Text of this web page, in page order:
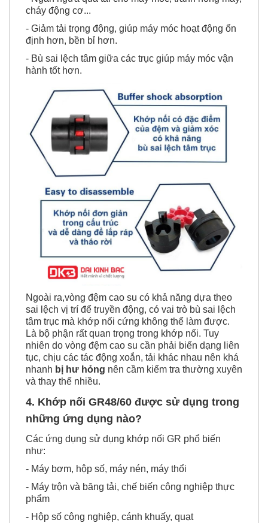
cháy động cơ...
- Giảm tải trọng động, giúp máy móc hoạt động ổn
định hơn, bền bỉ hơn.
- Bù sai lệch tâm giữa các trục giúp máy móc vận
hành tốt hơn.
Ngoài ra,vòng đệm cao su có khả năng dựa theo
sai lệch vị trí để truyền động, có vai trò bù sai lệch
tâm trục mà khớp nối cứng không thể làm được.
Là bộ phận rất quan trọng trong khớp nối. Tuy
nhiên do vòng đệm cao su cần phải biến dạng liên
tục, chịu các tác động xoắn, tải khác nhau nên khá
nhanh bị hư hỏng nên cầm kiểm tra thường xuyên
và thay thế nhiều.
4. Khớp nối GR48/60 được sử dụng trong
những ứng dụng nào?
Các ứng dụng sử dụng khớp nối GR phổ biến
như:
- Máy bơm, hộp số, máy nén, máy thổi
- Máy trộn và băng tải, chế biến công nghiệp thực
phẩm
- Hộp số công nghiệp, cánh khuấy, quạt